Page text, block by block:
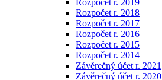
Rozpočet r. 2019
Rozpočet r. 2018
Rozpočet r. 2017
Rozpočet r. 2016
Rozpočet r. 2015
Rozpočet r. 2014
Závěrečný účet r. 2021
Závěrečný účet r. 2020